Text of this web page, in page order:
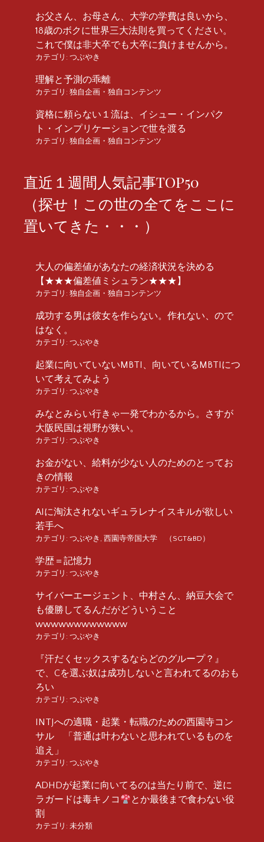
お父さん、お母さん、大学の学費は良いから、
18歳のボクに世界三大法則を買ってください。
これで僕は非大卒でも大卒に負けませんから。
カテゴリ: つぶやき
理解と予測の乖離
カテゴリ: 独自企画・独自コンテンツ
資格に頼らない１流は、イシュー・インパク
ト・インプリケーションで世を渡る
カテゴリ: 独自企画・独自コンテンツ
直近１週間人気記事TOP50
（探せ！この世の全てをここに
置いてきた・・・）
大人の偏差値があなたの経済状況を決める
【★★★偏差値ミシュラン★★★】
カテゴリ: 独自企画・独自コンテンツ
成功する男は彼女を作らない。作れない、ので
はなく。
カテゴリ: つぶやき
起業に向いていないMBTI、向いているMBTIにつ
いて考えてみよう
カテゴリ: つぶやき
みなとみらい行きゃ一発でわかるから。さすが
大阪民国は視野が狭い。
カテゴリ: つぶやき
お金がない、給料が少ない人のためのとってお
きの情報
カテゴリ: つぶやき
AIに淘汰されないギュラレナイスキルが欲しい
若手へ
カテゴリ: つぶやき , 西園寺帝国大学 （SGT&BD）
学歴＝記憶力
カテゴリ: つぶやき
サイバーエージェント、中村さん、納豆大会で
も優勝してるんだがどういうこと
wwwwwwwwwwww
カテゴリ: つぶやき
『汗だくセックスするならどのグループ？』
で、Cを選ぶ奴は成功しないと言われてるのおも
ろい
カテゴリ: つぶやき
INTJへの適職・起業・転職のための西園寺コン
サル 「普通は叶わないと思われているものを
追え」
カテゴリ: つぶやき
ADHDが起業に向いてるのは当たり前で、逆に
ラガードは毒キノコ
とか最後まで食わない役
割
カテゴリ: 未分類